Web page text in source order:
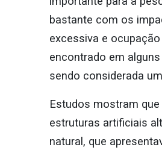
bastante com os
excessiva e
encontrado em
sendo considerada
Estudos mostram
estruturas artificiais
natural, que